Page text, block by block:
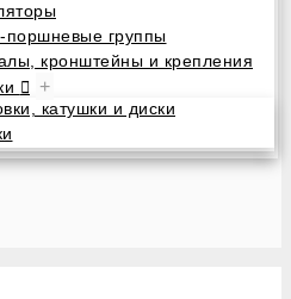
поршневые группы
кронштейны и крепления
+
катушки и диски